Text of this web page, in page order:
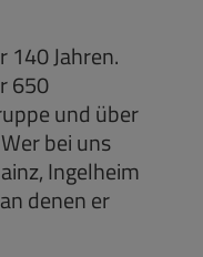
140 Jahren.
650
und über
bei uns
Ingelheim
denen er